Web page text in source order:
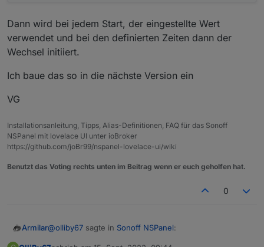
Dann wird bei jedem Start, der eingestellte Wert
verwendet und bei den definierten Zeiten dann der
Wechsel initiiert.
Ich baue das so in die nächste Version ein
VG
Installationsanleitung, Tipps, Alias-Definitionen, FAQ für das Sonoff
NSPanel mit lovelace UI unter ioBroker
https://github.com/joBr99/nspanel-lovelace-ui/wiki
Benutzt das Voting rechts unten im Beitrag wenn er euch geholfen hat.
0
Armilar@olliby67 sagte in Sonoff NSPanel: